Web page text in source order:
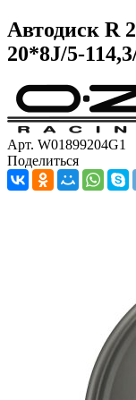
Автодиск R
20*8J/5-
Арт. W01899204G1
Поделиться